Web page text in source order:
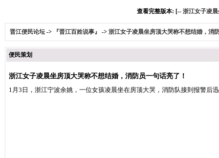
查看完整版本: [-- 浙江女子凌
晋江便民论坛 -> 『晋江百姓说事』 -> 浙江女子凌晨坐房顶大哭称不想结婚，消
便民策划
浙江女子凌晨坐房顶大哭称不想结婚，消防员一句话亮了！
1月3日，浙江宁波余姚，一位女孩凌晨坐在房顶大哭，消防队接到报警后